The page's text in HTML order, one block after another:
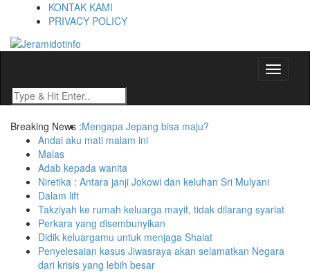
KONTAK KAMI
PRIVACY POLICY
Jeramidotinfo
Toggle
Breaking News :Mengapa Jepang bisa maju?
Andai aku mati malam ini
Malas
Adab kepada wanita
Niretika : Antara janji Jokowi dan keluhan Sri Mulyani
Dalam lift
Takziyah ke rumah keluarga mayit, tidak dilarang syariat
Perkara yang disembunyikan
Didik keluargamu untuk menjaga Shalat
Penyelesaian kasus Jiwasraya akan selamatkan Negara
dari krisis yang lebih besar